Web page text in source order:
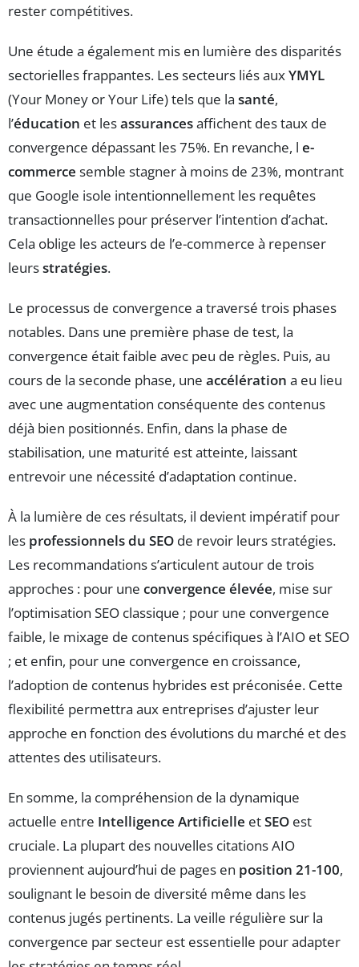
rester compétitives.
Une étude a également mis en lumière des disparités
sectorielles frappantes. Les secteurs liés auxYMYL
(Your Money or Your Life) tels que la santé,
l’éducation et lesassurancesaffichent des taux de
convergence dépassant les 75%. En revanche, l e-
commerce semble stagner à moins de 23%, montrant
que Google isole intentionnellement les requêtes
transactionnelles pour préserver l’intention d’achat.
Cela oblige les acteurs de l’e-commerce à repenser
leursstratégies.
Le processus de convergence a traversé trois phases
notables. Dans une première phase de test, la
convergence était faible avec peu de règles. Puis, au
cours de la seconde phase, une accélération a eu lieu
avec une augmentation conséquente des contenus
déjà bien positionnés. Enfin, dans la phase de
stabilisation, une maturité est atteinte, laissant
entrevoir une nécessité d’adaptation continue.
À la lumière de ces résultats, il devient impératif pour
les professionnels du SEO de revoir leurs stratégies.
Les recommandations s’articulent autour de trois
approches : pour une convergence élevée, mise sur
l’optimisation SEO classique ; pour une convergence
faible, le mixage de contenus spécifiques à l’AIO et SEO
; et enfin, pour une convergence en croissance,
l’adoption de contenus hybrides est préconisée. Cette
flexibilité permettra aux entreprises d’ajuster leur
approche en fonction des évolutions du marché et des
attentes des utilisateurs.
En somme, la compréhension de la dynamique
actuelle entre Intelligence Artificielle etSEO est
cruciale. La plupart des nouvelles citations AIO
proviennent aujourd’hui de pages en position 21-100,
soulignant le besoin de diversité même dans les
contenus jugés pertinents. La veille régulière sur la
convergence par secteur est essentielle pour adapter